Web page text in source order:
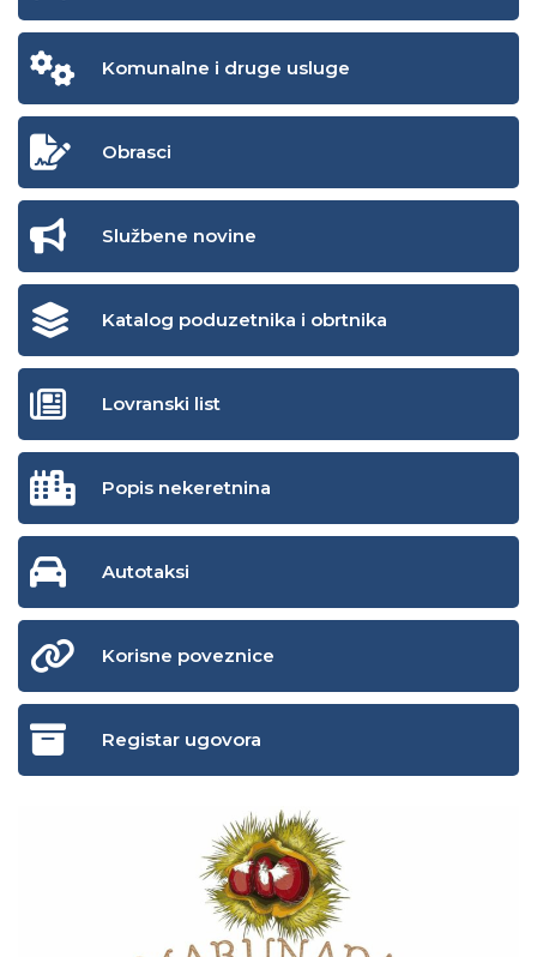
Komunalne i druge usluge
Obrasci
Službene novine
Katalog poduzetnika i obrtnika
Lovranski list
Popis nekeretnina
Autotaksi
Korisne poveznice
Registar ugovora